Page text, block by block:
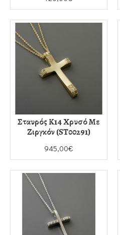
Σταυρός Κ14 Χρυσό Με
Ζιργκόν (ST00291)
945,00€